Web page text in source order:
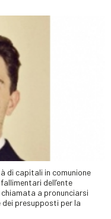
di capitali in comunione
dell’ente
a pronunciarsi
dei presupposti per la